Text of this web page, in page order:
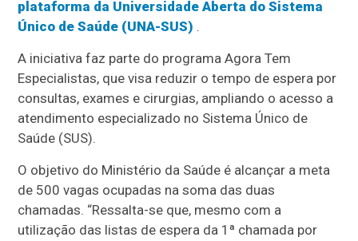
plataforma da Universidade Aberta do Sistema
Único de Saúde (UNA-SUS) .
A iniciativa faz parte do programa Agora Tem
Especialistas, que visa reduzir o tempo de espera por
consultas, exames e cirurgias, ampliando o acesso a
atendimento especializado no Sistema Único de
Saúde (SUS).
O objetivo do Ministério da Saúde é alcançar a meta
de 500 vagas ocupadas na soma das duas
chamadas. “Ressalta-se que, mesmo com a
utilização das listas de espera da 1ª chamada por